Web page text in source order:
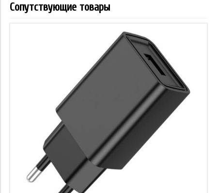
Сопутствующие товары